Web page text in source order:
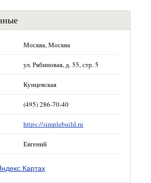
Москва, Москва
ул. Рябиновая, д. 55, стр. 5
Кунцевская
(495) 286-70-40
https://simplebuild.ru
Евгений